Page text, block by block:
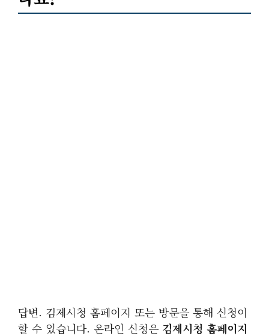
답변. 김제시청 홈페이지 또는 방문을 통해 신청이
할 수 있습니다. 온라인 신청은 김제시청 홈페이지